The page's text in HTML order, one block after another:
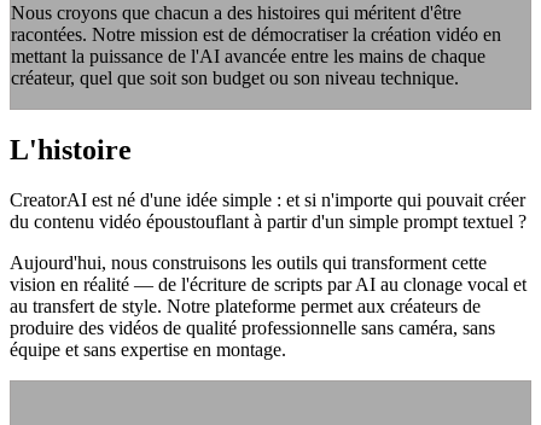
Nous croyons que chacun a des histoires qui méritent d'être
racontées. Notre mission est de démocratiser la création vidéo en
mettant la puissance de l'AI avancée entre les mains de chaque
créateur, quel que soit son budget ou son niveau technique.
L'histoire
CreatorAI est né d'une idée simple : et si n'importe qui pouvait créer
du contenu vidéo époustouflant à partir d'un simple prompt textuel ?
Aujourd'hui, nous construisons les outils qui transforment cette
vision en réalité — de l'écriture de scripts par AI au clonage vocal et
au transfert de style. Notre plateforme permet aux créateurs de
produire des vidéos de qualité professionnelle sans caméra, sans
équipe et sans expertise en montage.